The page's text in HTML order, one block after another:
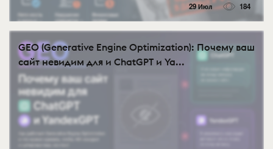
29 Июл 184
GEO (Generative Engine Optimization): Почему ваш
сайт невидим для и ChatGPT и Ya...